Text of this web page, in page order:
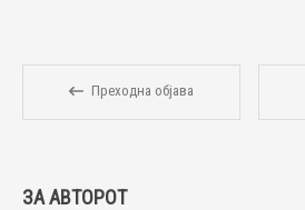
Преходна објава
ЗА АВТОРОТ